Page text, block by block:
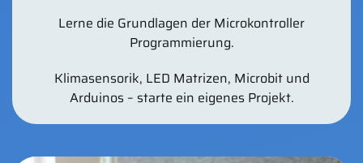
Lerne die Grundlagen der Microkontroller
Programmierung.
Klimasensorik, LED Matrizen, Microbit und
Arduinos – starte ein eigenes Projekt.